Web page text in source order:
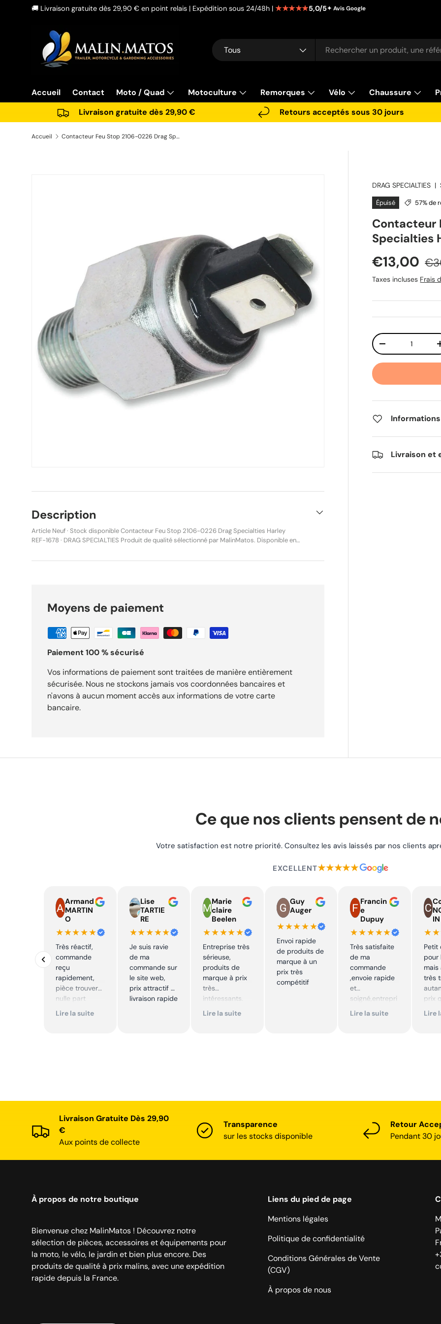
🚚 Livraison gratuite dès 29,90 € en point relais | Expédition sous 24/48h | ★★★★★5,0/5✦ Avis Google
Recherche
Type de produit
Tous
Accueil Contact Moto / Quad Motoculture Remorques Vélo Chaussure
Livraison gratuite dès 29,90 €
Retours acceptés sous 30 jours
Accueil Contacteur Feu Stop 2106-0226 Drag Specialties Harley
DRAG SPECIALTIES |
Épuisé 57% de
Contacteur
Specialties
Prix soldé
€13,00
Taxes incluses Frais
Qté
Diminuer la
Livraison et
Description
Article Neuf · Stock disponible Contacteur Feu Stop 2106-0226 Drag Specialties Harley
REF-1678 · DRAG SPECIALTIES Produit de qualité sélectionné par MalinMatos. Disponible en
2106-0226 pour Harley-Davidson. Marque : Drag Specialties Référence fabricant : 2106-
visse directement sur la ligne de frein pour un remplacement simple et rapide d’un
interrupteur usé ou défectueux. Caractéristiques techniques : Activation hydraulique
conductivité Contacts renforcés heavy-duty Conception résistante aux fuites et à la
72023-51E Compatibilité : Compatible avec de nombreux modèles Harley-Davidson Dyna,
et autres modèles listés de 2000 à 2026 selon versions. Convient notamment à : Dyna
2001-2007 Touring FLH / FLT 2003-2016 et modèles récents spécifiques Softail 2004-
Glide Tri Glide Ultra Classic 2009-2025 Vérifier la compatibilité exacte selon modèle et
année avant installation. État : Neuf Produit d’origine (Drag Specialties) Ref vendeur M
faciles Politique de retour simple et sans prise de tête pendant 30 jours après réception de
Moyens de paiement
Paiement 100 % sécurisé
Vos informations de paiement sont traitées de manière entièrement
sécurisée. Nous ne stockons jamais vos coordonnées bancaires et
n'avons à aucun moment accès aux informations de votre carte
bancaire.
Ce que nos clients pensent de
Votre satisfaction est notre priorité. Consultez les avis laissés par nos clients
EXCELLENT★★★★★
Armand
MARTIN
O
★★★★★
Très réactif,
commande
reçu
rapidement,
pièce trouver
nulle part
ailleurs et
Lire la suite
Lise
TARTIE
RE
★★★★★
Je suis ravie
de ma
commande sur
le site web,
prix attractif et
livraison rapide
Marie
claire
Beelen
★★★★★
Entreprise très
sérieuse,
produits de
marque à prix
très
intéressants.
Excellent suivi !
Lire la suite
Guy
Auger
★★★★★
Envoi rapide
de produits de
marque à un
prix très
compétitif
Francin
e
Dupuy
★★★★★
Très satisfaite
de ma
commande
,envoie rapide
et
soigné,entrepri
se sérieuse
Lire la suite
IN
Petit
pour
mais
très
prix
Lire
Livraison Gratuite Dès 29,90
€
Aux points de collecte
Transparence
sur les stocks disponible
Retour
Pendant 30
À propos de notre boutique
Bienvenue chez MalinMatos ! Découvrez notre
sélection de pièces, accessoires et équipements pour
la moto, le vélo, le jardin et bien plus encore. Des
produits de qualité à prix malins, avec une expédition
rapide depuis la France.
Liens du pied de page
Mentions légales
Politique de confidentialité
Conditions Générales de Vente
(CGV)
À propos de nous